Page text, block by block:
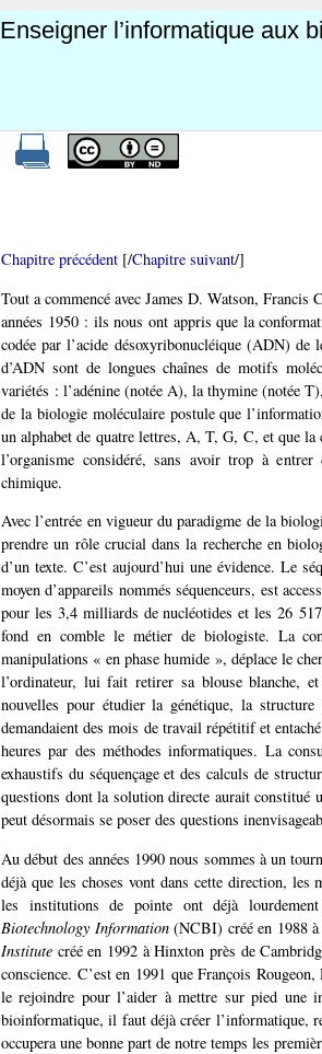
Enseigner l’informatique aux
Chapitre précédent [/Chapitre suivant/]
Tout a commencé avec James D. Watson,
années 1950 : ils nous ont appris que la
codée par l’acide désoxyribonucléique (ADN)
d’ADN sont de longues chaînes de motifs
variétés : l’adénine (notée A), la thymine (notée
de la biologie moléculaire postule que
un alphabet de quatre lettres, A, T, G, C, et que la
l’organisme considéré, sans avoir trop à entrer
chimique.
Avec l’entrée en vigueur du paradigme de la
prendre un rôle crucial dans la recherche en
d’un texte. C’est aujourd’hui une évidence. Le
moyen d’appareils nommés séquenceurs, est
pour les 3,4 milliards de nucléotides et les 26
fond en comble le métier de biologiste. La
manipulations « en phase humide », déplace le
l’ordinateur, lui fait retirer sa blouse blanche,
nouvelles pour étudier la génétique, la
demandaient des mois de travail répétitif et
heures par des méthodes informatiques. La
exhaustifs du séquençage et des calculs de
questions dont la solution directe aurait constitué
peut désormais se poser des questions
Au début des années 1990 nous sommes à un
déjà que les choses vont dans cette direction, les
les institutions de pointe ont déjà
Biotechnology Information(NCBI) créé en 1988 à
Institute créé en 1992 à Hinxton près de
conscience. C’est en 1991 que François
le rejoindre pour l’aider à mettre sur pied une
bioinformatique, il faut déjà créer l’informatique,
occupera une bonne part de notre temps les